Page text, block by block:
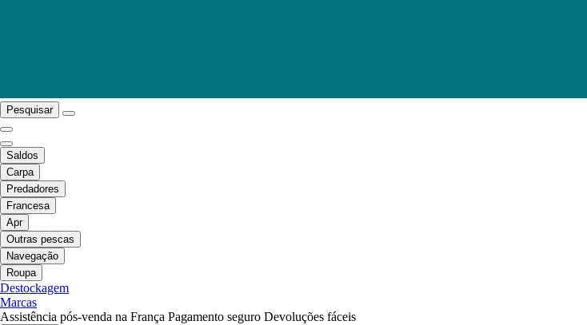
Pesquisar
Saldos
Carpa
Predadores
Francesa
Apr
Outras pescas
Navegação
Roupa
Destockagem
Marcas
Assistência pós-venda na França Pagamento seguro Devoluções fáceis